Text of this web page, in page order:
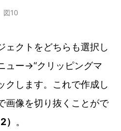
図10
ェクトをどちらも選択し
ュー→“クリッピングマ
クします。これで作成し
画像を切り抜くことがで
） 。